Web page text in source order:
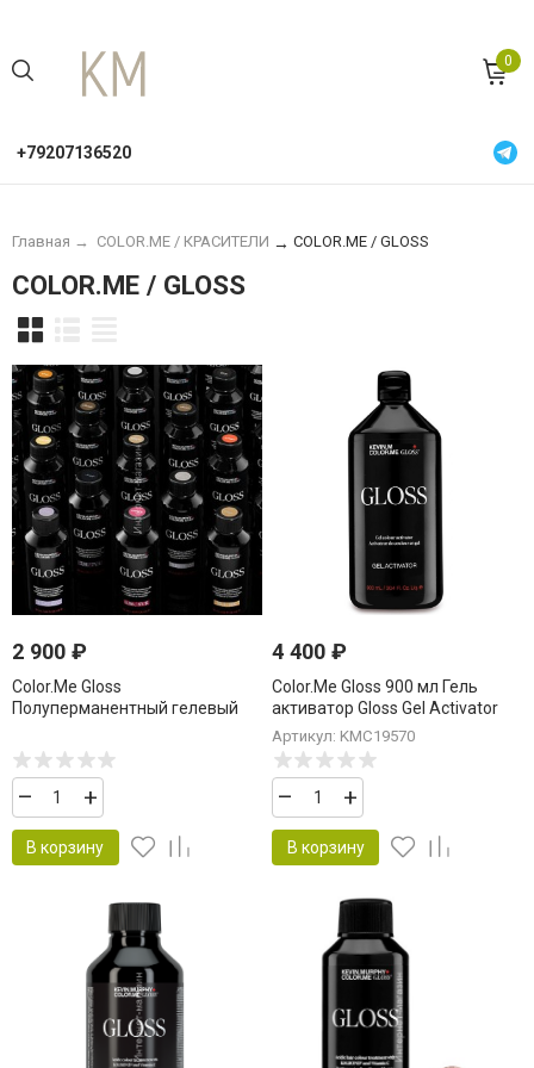
0
+79207136520
Главная → COLOR.ME / КРАСИТЕЛИ → COLOR.ME / GLOSS
COLOR.ME / GLOSS
2 900 ₽
Color.Me Gloss
Полуперманентный гелевый
кислым pH
– +
В корзину
4 400₽
Color.Me Gloss 900 мл Гель
активатор Gloss Gel Activator
1.5%
Артикул: KMC19570
– +
В корзину